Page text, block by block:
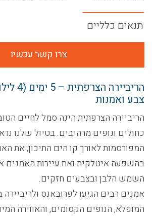
תנאים כלליים
צרו קשר עכשיו
צבע ואמנות
הריביירה הצרפתית הינה סמל לחיים
כחולים ונופים מרהיבים. בטיול שלנו
המפורסמות לאורך קו הים התיכון, את
בהשפעה איטלקית ואת עיירות האמנים
השמש הלבן ובצבעים חזקים.
אמנים רבים הגיעו לפרובאנס
המופלא, הנופים הקסומים, והאווירה